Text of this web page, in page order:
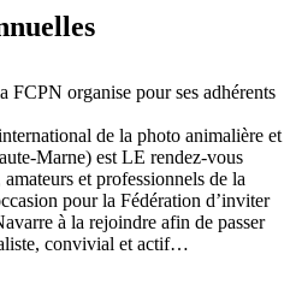
FCPN organise pour ses adhérents
de la photo animalière et
Marne) est LE rendez-vous
et professionnels de la
pour la Fédération d’inviter
à la rejoindre afin de passer
convivial et actif…